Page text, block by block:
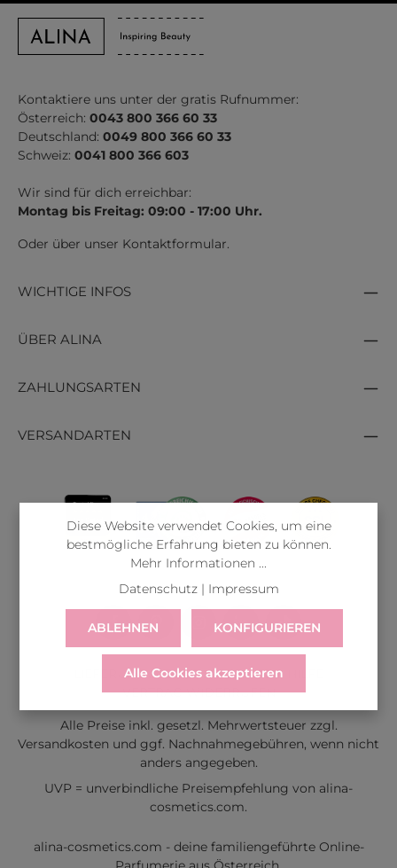
Kontaktiere uns unter der gratis Rufnummer:
Österreich: 0043 800 366 60 33
Deutschland: 0049 800 366 60 33
Schweiz: 0041 800 366 603
Wir sind für dich erreichbar:
Montag bis Freitag: 09:00 - 17:00 Uhr.
Oder über unser Kontaktformular.
WICHTIGE INFOS
ÜBER ALINA
ZAHLUNGSARTEN
VERSANDARTEN
LIEFERUNGWIDERRUFSERVICE & HILFE
VERTRAG WIDERRUFEN
Alle Preise inkl. gesetzl. Mehrwertsteuer zzgl.
Versandkosten und ggf. Nachnahmegebühren, wenn nicht
anders angegeben.
UVP = unverbindliche Preisempfehlung von alina-
cosmetics.com.
alina-cosmetics.com - deine familiengeführte Online-
Diese Website verwendet Cookies, um eine
bestmögliche Erfahrung bieten zu können.
Mehr Informationen ...
Datenschutz| Impressum
ABLEHNEN KONFIGURIEREN
Alle Cookies akzeptieren